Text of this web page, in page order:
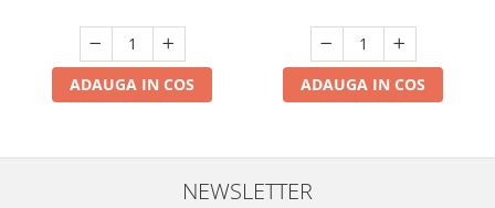
ADAUGA IN COS ADAUGA IN COS
NEWSLETTER